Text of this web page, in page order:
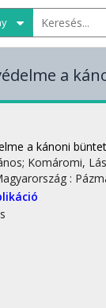
a
a kánoni
Komáromi,
: